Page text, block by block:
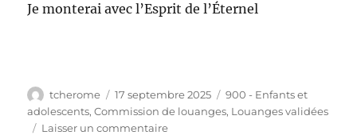
Je monterai avec l’Esprit de l’Éternel
Auteur
tcherome
Publié
le
17 septembre 2025 Catégories
900 - Enfants et
adolescents,Commission de louanges, Louanges validées
Laisser un commentairesur